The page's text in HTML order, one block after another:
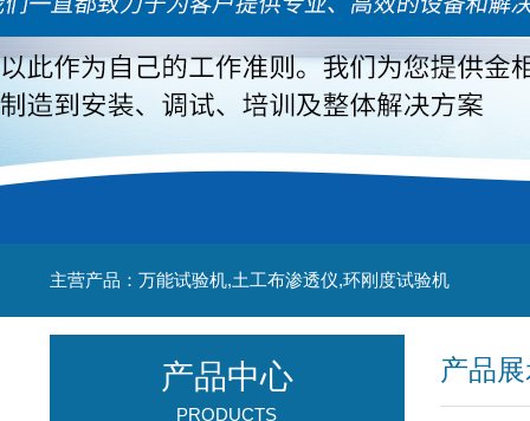
主营产品：万能试验机,土工布渗透仪,环刚度试验机
产品
产品中心
PRODUCTS